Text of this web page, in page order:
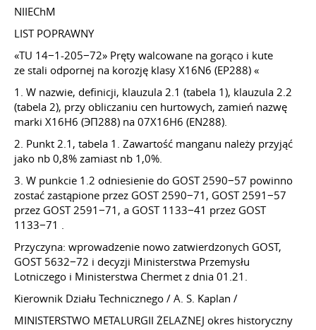
NIIEChM
LIST POPRAWNY
«TU 14−1-205−72» Pręty walcowane na gorąco i kute
ze stali odpornej na korozję klasy X16N6 (EP288) «
1. W nazwie, definicji, klauzula 2.1 (tabela 1), klauzula 2.2
(tabela 2), przy obliczaniu cen hurtowych, zamień nazwę
marki Х16Н6 (ЭП288) na 07Х16Н6 (EN288).
2. Punkt 2.1, tabela 1. Zawartość manganu należy przyjąć
jako nb 0,8% zamiast nb 1,0%.
3. W punkcie 1.2 odniesienie do GOST 2590−57 powinno
zostać zastąpione przez GOST 2590−71, GOST 2591−57
przez GOST 2591−71, a GOST 1133−41 przez GOST
1133−71 .
Przyczyna: wprowadzenie nowo zatwierdzonych GOST,
GOST 5632−72 i decyzji Ministerstwa Przemysłu
Lotniczego i Ministerstwa Chermet z dnia 01.21.
Kierownik Działu Technicznego / A. S. Kaplan /
MINISTERSTWO METALURGII ŻELAZNEJ okres historyczny